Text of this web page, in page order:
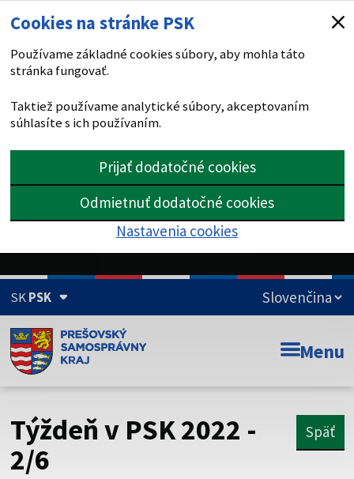
Cookies na stránke PSK
Používame základné cookies súbory, aby mohla táto
stránka fungovať.
Taktiež používame analytické súbory, akceptovaním
súhlasíte s ich používaním.
Prijať dodatočné cookies
Odmietnuť dodatočné cookies
Nastavenia cookies
SKPSK
Doména psk.sk je oficiálna
Toto je oficiálna webová stránka Prešovského
psk.sk.
Táto stránka je zabezpečená
Menu
Týždeň v PSK 2022 -
2/6
Späť